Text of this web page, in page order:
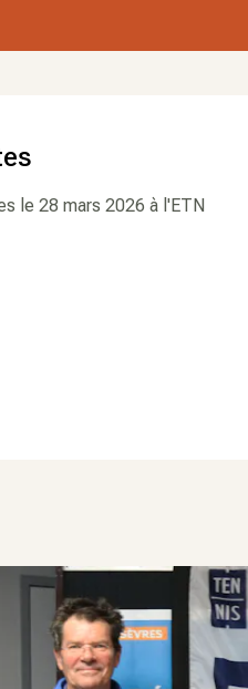
le 28 mars 2026 à l'ETN